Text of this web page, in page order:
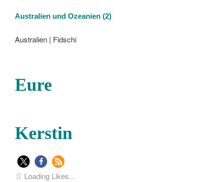
Australien und Ozeanien (2)
Australien | Fidschi
Eure
Kerstin
Loading Likes...